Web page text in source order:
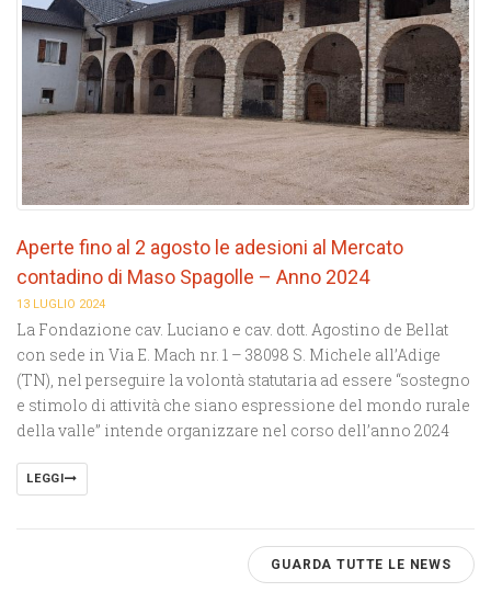
Aperte fino al 2 agosto le adesioni al Mercato
contadino di Maso Spagolle – Anno 2024
13 LUGLIO 2024
La Fondazione cav. Luciano e cav. dott. Agostino de Bellat
con sede in Via E. Mach nr. 1 – 38098 S. Michele all’Adige
(TN), nel perseguire la volontà statutaria ad essere “sostegno
e stimolo di attività che siano espressione del mondo rurale
della valle” intende organizzare nel corso dell’anno 2024
LEGGI
GUARDA TUTTE LE NEWS